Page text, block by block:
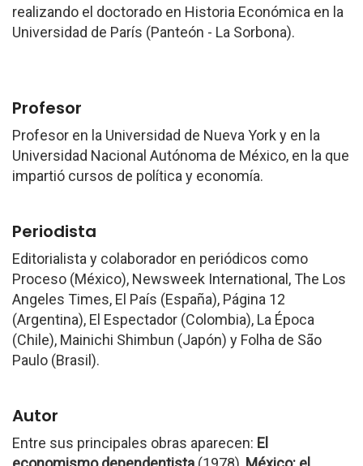
realizando el doctorado en Historia Económica en la
Universidad de París (Panteón - La Sorbona).
Profesor
Profesor en la Universidad de Nueva York y en la
Universidad Nacional Autónoma de México, en la que
impartió cursos de política y economía.
Periodista
Editorialista y colaborador en periódicos como
Proceso (México), Newsweek International, The Los
Angeles Times, El País (España), Página 12
(Argentina), El Espectador (Colombia), La Época
(Chile), Mainichi Shimbun (Japón) y Folha de São
Paulo (Brasil).
Autor
Entre sus principales obras aparecen: El